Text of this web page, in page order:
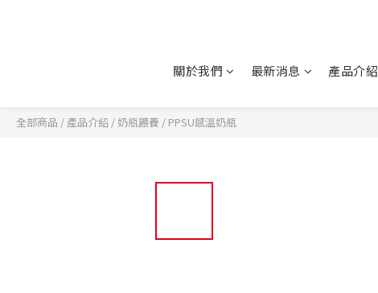
關於我們 最新消息 產品介紹
全部商品 / 產品介紹 / 奶瓶餵養 / PPSU感溫奶瓶